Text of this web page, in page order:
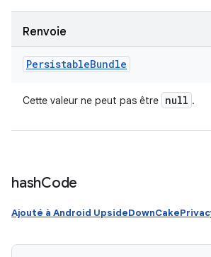
Renvoie
PersistableBundle
Cette valeur ne peut pas être null .
hashCode
Ajouté à Android